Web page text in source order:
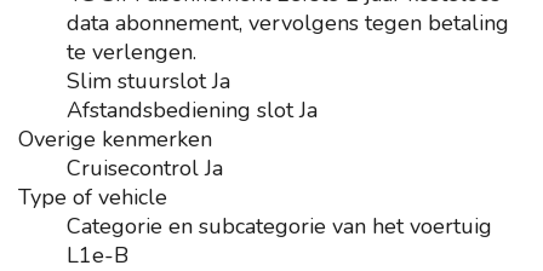
data abonnement, vervolgens tegen betaling
te verlengen.
Slim stuurslot Ja
Afstandsbediening slot Ja
Overige kenmerken
Cruisecontrol Ja
Type of vehicle
Categorie en subcategorie van het voertuig
L1e-B